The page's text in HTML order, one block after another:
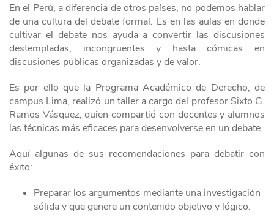
En el Perú, a diferencia de otros países, no podemos hablar
de una cultura del debate formal. Es en las aulas en donde
cultivar el debate nos ayuda a convertir las discusiones
destempladas, incongruentes y hasta cómicas en
discusiones públicas organizadas y de valor.
Es por ello que la Programa Académico de Derecho, de
campus Lima, realizó un taller a cargo del profesor Sixto G.
Ramos Vásquez, quien compartió con docentes y alumnos
las técnicas más eficaces para desenvolverse en un debate.
Aquí algunas de sus recomendaciones para debatir con
éxito:
Preparar los argumentos mediante una investigación
sólida y que genere un contenido objetivo y lógico.